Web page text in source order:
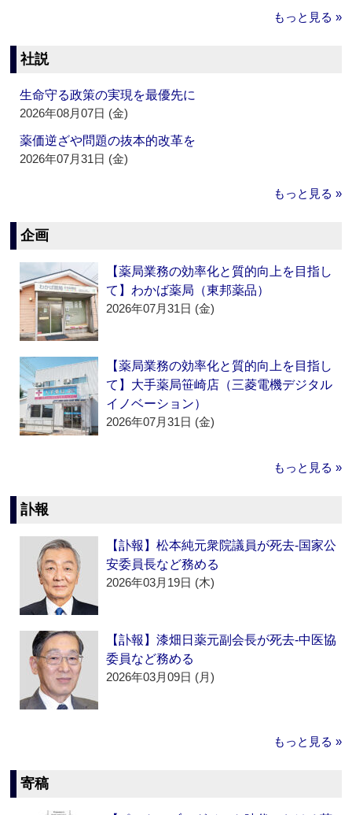
もっと見る »
社説
生命守る政策の実現を最優先に
2026年08月07日 (金)
薬価逆ざや問題の抜本的改革を
2026年07月31日 (金)
もっと見る »
企画
【薬局業務の効率化と質的向上を目指し
て】わかば薬局（東邦薬品）
2026年07月31日 (金)
【薬局業務の効率化と質的向上を目指し
て】大手薬局笹崎店（三菱電機デジタル
イノベーション）
2026年07月31日 (金)
もっと見る »
訃報
【訃報】松本純元衆院議員が死去‐国家公
安委員長など務める
2026年03月19日 (木)
【訃報】漆畑日薬元副会長が死去‐中医協
委員など務める
2026年03月09日 (月)
もっと見る »
寄稿